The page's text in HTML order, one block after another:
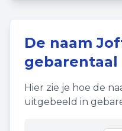
De naam
gebarentaal
Hier zie je hoe de
uitgebeeld in